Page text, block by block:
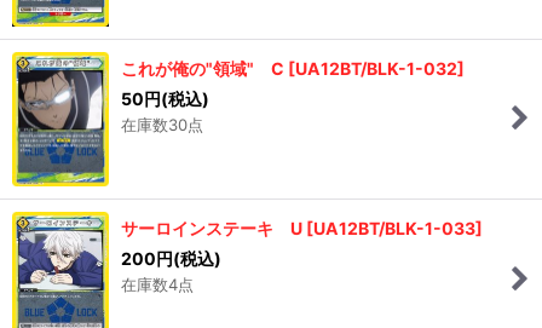
これが俺の"領域" C [UA12BT/BLK-1-032]
50円(税込)
在庫数30点
サーロインステーキ U [UA12BT/BLK-1-033]
200 円(税込)
在庫数4点